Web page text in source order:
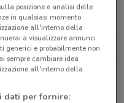
Tutti i negozi Sephora
posizione e analisi delle
in qualsiasi momento
all'interno della
a visualizzare annunci
generici e probabilmente non
sempre cambiare idea
all'interno della
dati per fornire: